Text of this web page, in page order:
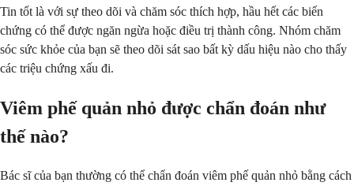
Tin tốt là với sự theo dõi và chăm sóc thích hợp, hầu hết các biến
chứng có thể được ngăn ngừa hoặc điều trị thành công. Nhóm chăm
sóc sức khỏe của bạn sẽ theo dõi sát sao bất kỳ dấu hiệu nào cho thấy
các triệu chứng xấu đi.
Viêm phế quản nhỏ được chẩn đoán như
thế nào?
Bác sĩ của bạn thường có thể chẩn đoán viêm phế quản nhỏ bằng cách